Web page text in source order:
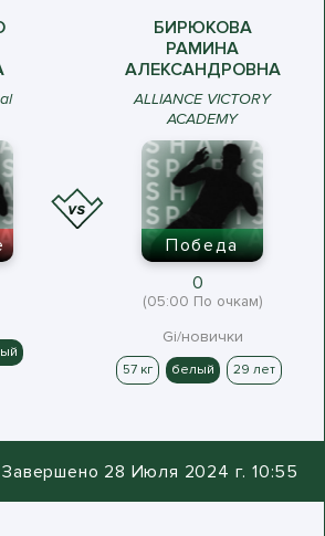
БИРЮКОВА
РАМИНА
АЛЕКСАНДРОВНА
ALLIANCE VICTORY
ACADEMY
Победа
0
(05:00 По очкам)
Gi/новички
57 кг белый 29 лет
Завершено 28 Июля 2024 г. 10:55